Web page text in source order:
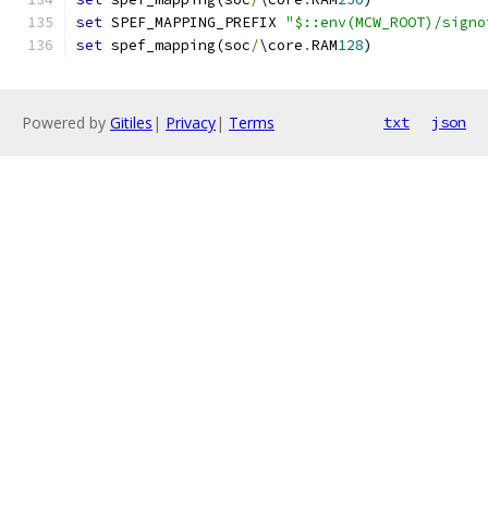
set SPEF_MAPPING_PREFIX "$::env(MCW_ROOT)/
set spef_mapping(soc/\core .RAM128
Powered by Gitiles | Privacy| Terms txt json